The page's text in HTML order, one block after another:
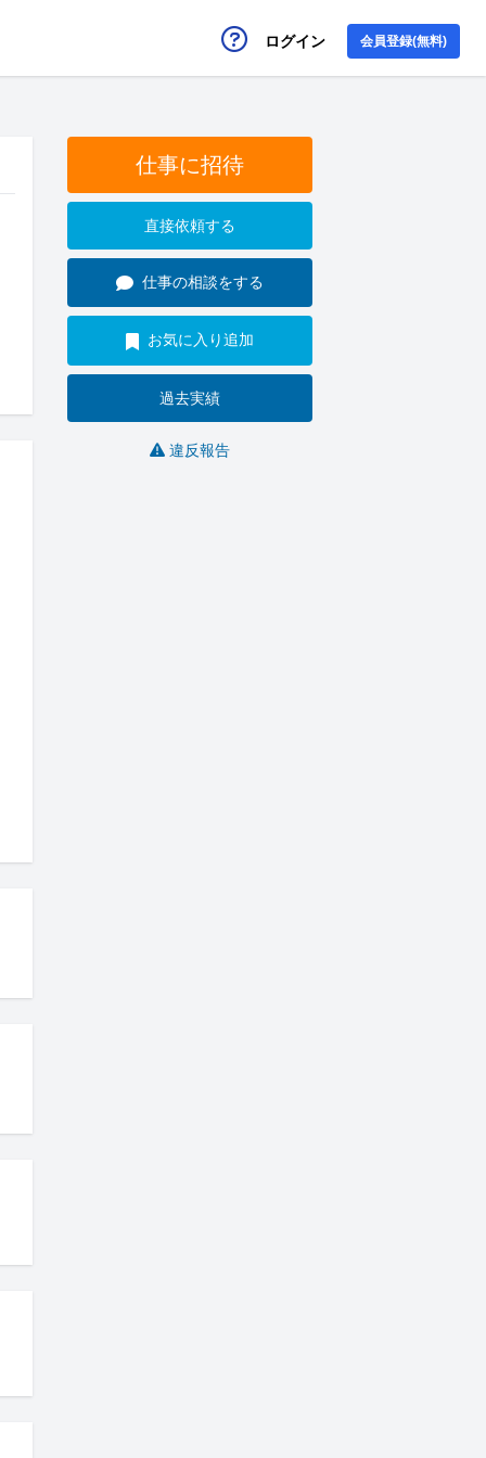
ログイン 会員登録(無料)
仕事に招待
直接依頼する
仕事の相談をする
お気に入り追加
過去実績
違反報告